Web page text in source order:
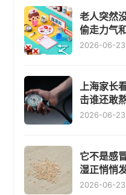
老人突然
偷走力气
2026-06-23
上海家长
击谁还敢
2026-06-23
它不是感
湿正悄悄
2026-06-23